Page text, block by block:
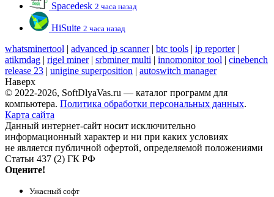
Spacedesk 2 часа назад
HiSuite 2 часа назад
whatsminertool | advanced ip scanner| btc tools | ip reporter|
atikmdag | rigel miner| srbminer multi | innomonitor tool | cinebench
release 23 | unigine superposition | autoswitch manager
Наверх
© 2022-2026, SoftDlyaVas.ru — каталог программ для
компьютера. Политика обработки персональных данных.
Карта сайта
Данный интернет-сайт носит исключительно
информационный характер и ни при каких условиях
не является публичной офертой, определяемой положениями
Статьи 437 (2) ГК РФ
Оцените!
Ужасный софт